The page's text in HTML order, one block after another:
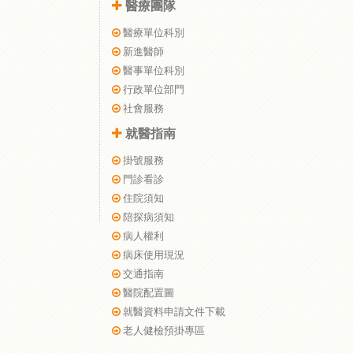
醫療團隊
醫療單位科別
新進醫師
醫事單位科別
行政單位部門
社會服務
就醫指南
掛號服務
門診看診
住院須知
陪探病須知
病人權利
病床使用現況
交通指南
醫院配置圖
就醫資料申請文件下載
老人健檢預掛專區